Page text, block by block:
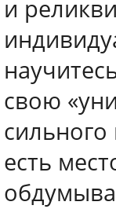
и
свою
есть